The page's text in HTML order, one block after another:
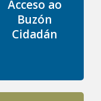
Acceso ao
Buzón
Cidadán